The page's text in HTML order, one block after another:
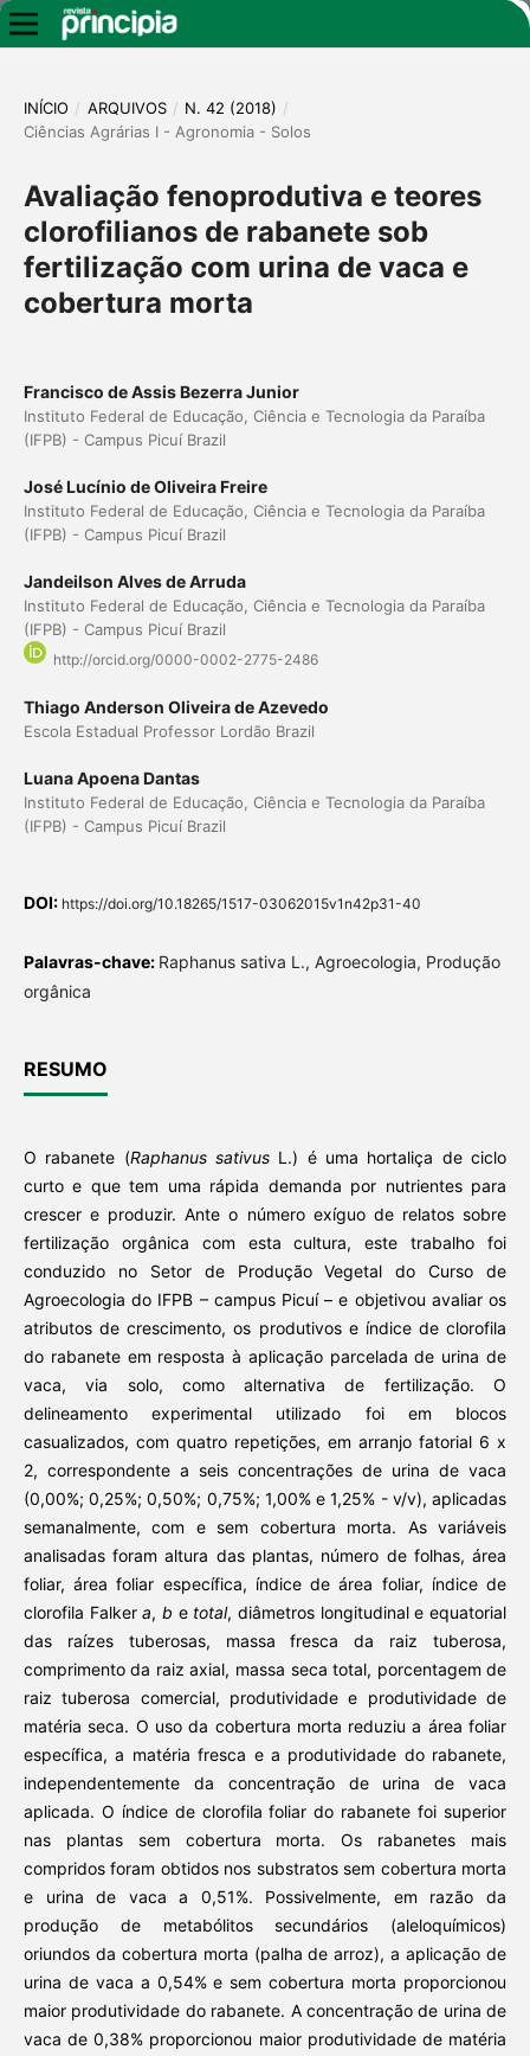
INÍCIO / ARQUIVOS / N. 42 (2018) /
Ciências Agrárias I - Agronomia - Solos
Avaliação fenoprodutiva e teores
clorofilianos de rabanete sob
fertilização com urina de vaca e
cobertura morta
Francisco de Assis Bezerra Junior
Instituto Federal de Educação, Ciência e Tecnologia da Paraíba
(IFPB) - Campus Picuí Brazil
José Lucínio de Oliveira Freire
Instituto Federal de Educação, Ciência e Tecnologia da Paraíba
(IFPB) - Campus Picuí Brazil
Jandeilson Alves de Arruda
Instituto Federal de Educação, Ciência e Tecnologia da Paraíba
(IFPB) - Campus Picuí Brazil
http://orcid.org/0000-0002-2775-2486
Thiago Anderson Oliveira de Azevedo
Escola Estadual Professor Lordão Brazil
Luana Apoena Dantas
Instituto Federal de Educação, Ciência e Tecnologia da Paraíba
(IFPB) - Campus Picuí Brazil
DOI: https://doi.org/10.18265/1517-03062015v1n42p31-40
Palavras-chave: Raphanus sativa L., Agroecologia, Produção
orgânica
RESUMO
O rabanete (Raphanus sativus L.) é uma hortaliça de ciclo
curto e que tem uma rápida demanda por nutrientes para
crescer e produzir. Ante o número exíguo de relatos sobre
fertilização orgânica com esta cultura, este trabalho foi
conduzido no Setor de Produção Vegetal do Curso de
Agroecologia do IFPB – campus Picuí – e objetivou avaliar os
atributos de crescimento, os produtivos e índice de clorofila
do rabanete em resposta à aplicação parcelada de urina de
vaca, via solo, como alternativa de fertilização. O
delineamento experimental utilizado foi em blocos
casualizados, com quatro repetições, em arranjo fatorial 6 x
2, correspondente a seis concentrações de urina de vaca
(0,00%; 0,25%; 0,50%; 0,75%; 1,00% e 1,25% - v/v), aplicadas
semanalmente, com e sem cobertura morta. As variáveis
analisadas foram altura das plantas, número de folhas, área
foliar, área foliar específica, índice de área foliar, índice de
clorofila Falkera,b e total, diâmetros longitudinal e equatorial
das raízes tuberosas, massa fresca da raiz tuberosa,
comprimento da raiz axial, massa seca total, porcentagem de
raiz tuberosa comercial, produtividade e produtividade de
matéria seca. O uso da cobertura morta reduziu a área foliar
específica, a matéria fresca e a produtividade do rabanete,
independentemente da concentração de urina de vaca
aplicada. O índice de clorofila foliar do rabanete foi superior
nas plantas sem cobertura morta. Os rabanetes mais
compridos foram obtidos nos substratos sem cobertura morta
e urina de vaca a 0,51%. Possivelmente, em razão da
produção de metabólitos secundários (aleloquímicos)
oriundos da cobertura morta (palha de arroz), a aplicação de
urina de vaca a 0,54% e sem cobertura morta proporcionou
maior produtividade do rabanete. A concentração de urina de
vaca de 0,38% proporcionou maior produtividade de matéria